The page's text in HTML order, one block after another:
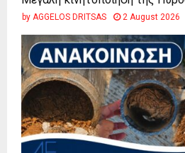
by AGGELOS DRITSAS 2 August 2026